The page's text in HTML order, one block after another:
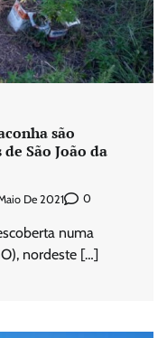
são
São João da
De 2021 0
numa
nordeste […]